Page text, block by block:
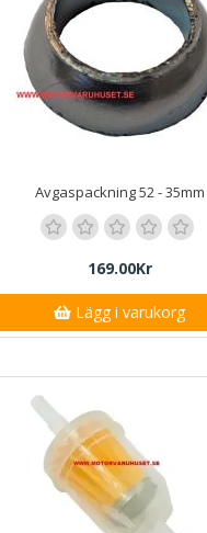
Avgaspackning 52 - 35mm
169.00Kr
Lägg i varukorg